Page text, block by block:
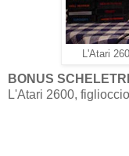
L'Atari
BONUS
L'Atari 2600,